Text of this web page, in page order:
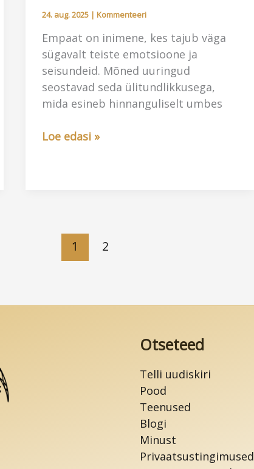
24. aug. 2025 | Kommenteeri
Empaat on inimene, kes tajub väga
sügavalt teiste emotsioone ja
seisundeid. Mõned uuringud
seostavad seda ülitundlikkusega,
mida esineb hinnanguliselt umbes
Kuidas
Loe edasi »
1 2
Otseteed
Telli uudiskiri
Pood
Teenused
Blogi
Minust
Privaatsustingimused